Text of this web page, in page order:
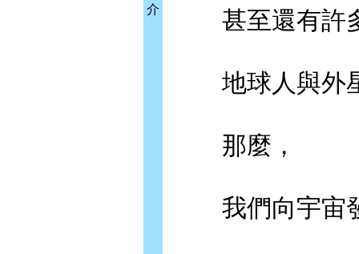
介
甚至還有許多
地球人與外星
那麼，
我們向宇宙發